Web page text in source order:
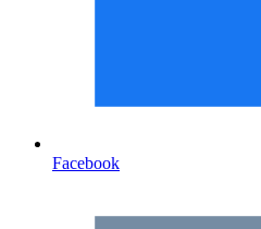
Facebook